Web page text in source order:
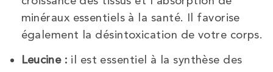
minéraux essentiels à la santé. Il favorise
également la désintoxication de votre corps.
Leucine : il est essentiel à la synthèse des